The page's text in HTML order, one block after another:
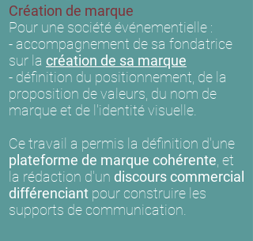
Création de marque
Pour une société événementielle :
- accompagnement de sa fondatrice
sur la création de sa marque
- définition du positionnement, de la
proposition de valeurs, du nom de
marque et de l'identité visuelle.
Ce travail a permis la définition d'une
plateforme de marque cohérente , et
la rédaction d'un discours commercial
différenciant pour construire les
supports de communication.